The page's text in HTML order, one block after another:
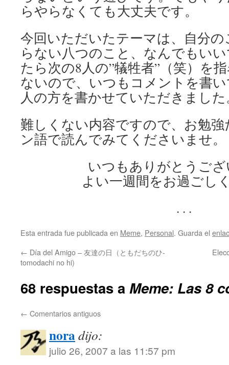
らやらなくても大丈夫です。
今回いただいたテーマは、自分
らない八つのこと、なんでもい
たら次の8人の”犠牲者”（笑）を
ないので、いつもコメントを書
人の方を書かせていただきました
難しくない内容ですので、お勉
ン語で読んでみてくださいませ。
いつもありがとうご
よい一週間をお過ごし
. . .
Esta entrada fue publicada en Meme, Personal. Guarda el
← Día del Amigo – 友達の日（ともだちのひ-
tomodachi no hi)
68 respuestas a Meme: Las 8
← Comentarios antiguos
noradijo:
julio 26, 2007 a las 11:57 pm